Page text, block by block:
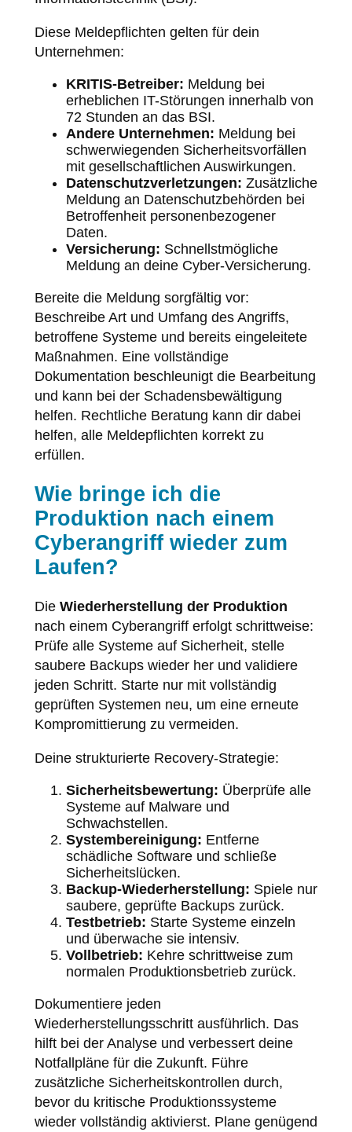
Diese Meldepflichten gelten für dein
Unternehmen:
KRITIS-Betreiber: Meldung bei
erheblichen IT-Störungen innerhalb von
72 Stunden an das BSI.
Andere Unternehmen: Meldung bei
schwerwiegenden Sicherheitsvorfällen
mit gesellschaftlichen Auswirkungen.
Datenschutzverletzungen: Zusätzliche
Meldung an Datenschutzbehörden bei
Betroffenheit personenbezogener
Daten.
Versicherung: Schnellstmögliche
Meldung an deine Cyber-Versicherung.
Bereite die Meldung sorgfältig vor:
Beschreibe Art und Umfang des Angriffs,
betroffene Systeme und bereits eingeleitete
Maßnahmen. Eine vollständige
Dokumentation beschleunigt die Bearbeitung
und kann bei der Schadensbewältigung
helfen. Rechtliche Beratung kann dir dabei
helfen, alle Meldepflichten korrekt zu
erfüllen.
Wie bringe ich die
Produktion nach einem
Cyberangriff wieder zum
Laufen?
Die Wiederherstellung der Produktion
nach einem Cyberangriff erfolgt schrittweise:
Prüfe alle Systeme auf Sicherheit, stelle
saubere Backups wieder her und validiere
jeden Schritt. Starte nur mit vollständig
geprüften Systemen neu, um eine erneute
Kompromittierung zu vermeiden.
Deine strukturierte Recovery-Strategie:
Sicherheitsbewertung: Überprüfe alle
Systeme auf Malware und
Schwachstellen.
Systembereinigung: Entferne
schädliche Software und schließe
Sicherheitslücken.
Backup-Wiederherstellung: Spiele nur
saubere, geprüfte Backups zurück.
Testbetrieb: Starte Systeme einzeln
und überwache sie intensiv.
Vollbetrieb: Kehre schrittweise zum
normalen Produktionsbetrieb zurück.
Dokumentiere jeden
Wiederherstellungsschritt ausführlich. Das
hilft bei der Analyse und verbessert deine
Notfallpläne für die Zukunft. Führe
zusätzliche Sicherheitskontrollen durch,
bevor du kritische Produktionssysteme
wieder vollständig aktivierst. Plane genügend